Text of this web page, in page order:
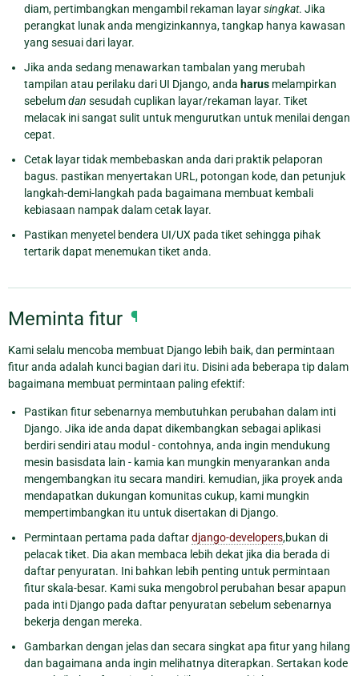
diam, pertimbangkan mengambil rekaman layarsingkat. Jika
perangkat lunak anda mengizinkannya, tangkap hanya kawasan
yang sesuai dari layar.
Jika anda sedang menawarkan tambalan yang merubah
tampilan atau perilaku dari UI Django, anda harus melampirkan
sebelumdan sesudah cuplikan layar/rekaman layar. Tiket
melacak ini sangat sulit untuk mengurutkan untuk menilai dengan
cepat.
Cetak layar tidak membebaskan anda dari praktik pelaporan
bagus. pastikan menyertakan URL, potongan kode, dan petunjuk
langkah-demi-langkah pada bagaimana membuat kembali
kebiasaan nampak dalam cetak layar.
Pastikan menyetel bendera UI/UX pada tiket sehingga pihak
tertarik dapat menemukan tiket anda.
Meminta fitur ¶
Kami selalu mencoba membuat Django lebih baik, dan permintaan
fitur anda adalah kunci bagian dari itu. Disini ada beberapa tip dalam
bagaimana membuat permintaan paling efektif:
Pastikan fitur sebenarnya membutuhkan perubahan dalam inti
Django. Jika ide anda dapat dikembangkan sebagai aplikasi
berdiri sendiri atau modul - contohnya, anda ingin mendukung
mesin basisdata lain - kamia kan mungkin menyarankan anda
mengembangkan itu secara mandiri. kemudian, jika proyek anda
mendapatkan dukungan komunitas cukup, kami mungkin
mempertimbangkan itu untuk disertakan di Django.
Permintaan pertama pada daftardjango-developers,bukan di
pelacak tiket. Dia akan membaca lebih dekat jika dia berada di
daftar penyuratan. Ini bahkan lebih penting untuk permintaan
fitur skala-besar. Kami suka mengobrol perubahan besar apapun
pada inti Django pada daftar penyuratan sebelum sebenarnya
bekerja dengan mereka.
Gambarkan dengan jelas dan secara singkat apa fitur yang hilang
dan bagaimana anda ingin melihatnya diterapkan. Sertakan kode